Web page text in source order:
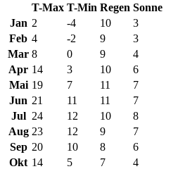
T-Max T-Min Regen Sonne
Jan 2 -4 10
3
Feb 4 -2 9
3
Mar 8 0 9
4
Apr 14 3 10
6
Mai 19 7 11
7
Jun 21 11 11
7
Jul 24 12 10
8
Aug 23 12 9
7
Sep 20 10 8
6
Okt 14 5 7
4